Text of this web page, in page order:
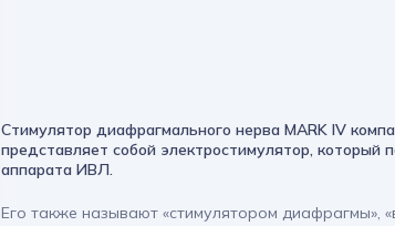
Стимулятор диафрагмального нерва MARK IV
представляет собой электростимулятор,
аппарата ИВЛ.
Его также называют «стимулятором диафрагмы»,